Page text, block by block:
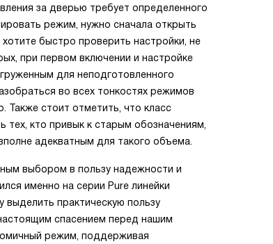
за дверью требует определенного
режим, нужно сначала открыть
быстро проверить настройки, не
при первом включении и настройке
для неподготовленного
во всех тонкостях режимов
Также стоит отметить, что класс
кто привык к старым обозначениям,
адекватным для такого объема.
выбором в пользу надежности и
именно на серии Pure линейки
выделить практическую пользу
спасением перед нашим
режим, поддерживая